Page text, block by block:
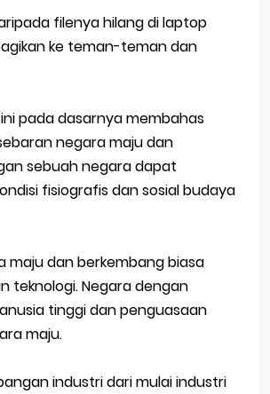
filenya hilang di laptop
ke teman-teman dan
pada dasarnya membahas
negara maju dan
sebuah negara dapat
fisiografis dan sosial budaya
maju dan berkembang biasa
teknologi. Negara dengan
tinggi dan penguasaan
maju.
industri dari mulai industri